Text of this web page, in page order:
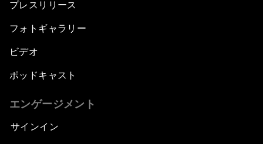
プレスリリース
フォトギャラリー
ビデオ
ポッドキャスト
エンゲージメント
サインイン